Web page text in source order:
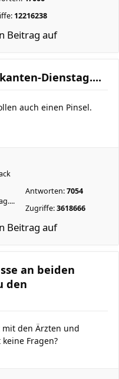
12216238
Beitrag auf
Dienstag....
auch einen Pinsel.
Antworten:7054
Zugriffe:3618666
Beitrag auf
an beiden
den
den Ärzten und
Fragen?